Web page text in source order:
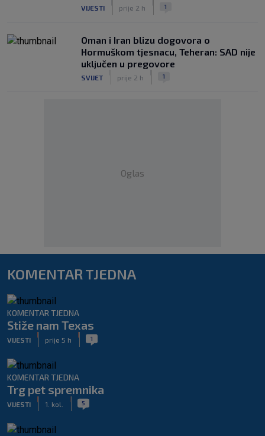
VIJESTI prije 2 h 1
Oman i Iran blizu dogovora o
Hormuškom tjesnacu, Teheran: SAD nije
uključen u pregovore
SVIJET prije 2 h 1
Oglas
KOMENTAR TJEDNA
KOMENTAR TJEDNA
Stiže nam Texas
VIJESTI prije 5 h 1
KOMENTAR TJEDNA
Trg pet spremnika
VIJESTI 1. kol. 5